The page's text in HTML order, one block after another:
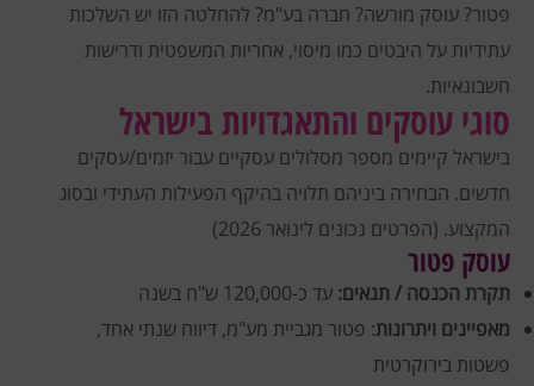
פטור? עוסק מורשה? חברה בע"מ? להחלטה הזו יש השלכות
עתידיות על היבטים כמו מיסוי, אחריות המשפטית ודרישות
חשבונאיות.
סוגי עוסקים והתאגדויות בישראל
בישראל קיימים מספר מסלולים עסקיים עבור יזמים/עסקים
חדשים. הבחירה ביניהם תלויה בהיקף הפעילות העתידי ובסוג
המקצוע. (הפרטים נכונים לינואר 2026)
עוסק פטור
תקרת הכנסה / תנאים: עד כ-120,000 ש"ח בשנה
מאפיינים ויתרונות: פטור מגביית מע"מ, דיווח שנתי אחד,
פשטות בירוקרטית